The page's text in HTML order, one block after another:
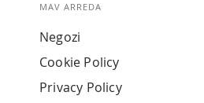
MAV ARREDA
Negozi
Cookie Policy
Privacy Policy